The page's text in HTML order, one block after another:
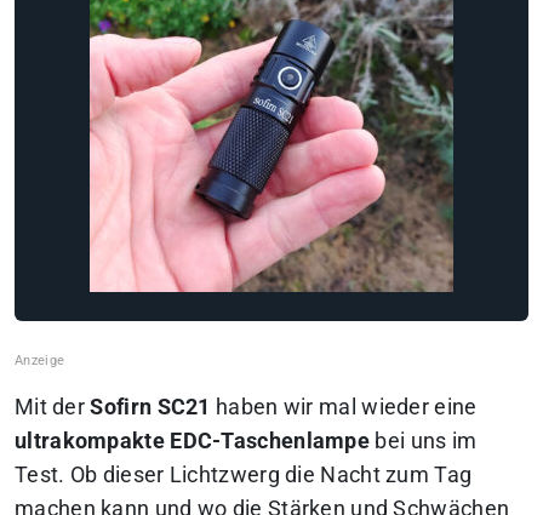
Mit derSofirn SC21 haben wir mal wieder eine
ultrakompakte EDC-Taschenlampe bei uns im
Test. Ob dieser Lichtzwerg die Nacht zum Tag
machen kann und wo die Stärken und Schwächen